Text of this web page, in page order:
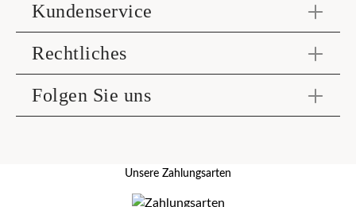
Kundenservice
Rechtliches
Folgen Sie uns
Unsere Zahlungsarten